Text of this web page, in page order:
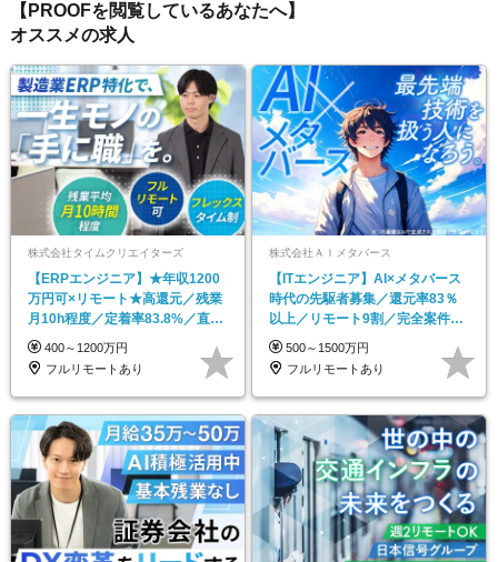
【PROOFを閲覧しているあなたへ】
オススメの求人
株式会社タイムクリエイターズ
【ERPエンジニア】★年収1200
万円可×リモート★高還元／残業
月10h程度／定着率83.8%／直取
引案件多数
400～1200万円
フルリモートあり
株式会社ＡＩメタバース
【ITエンジニア】AI×メタバース
時代の先駆者募集／還元率83％
以上／リモート9割／完全案件選
択制／帰社⽇ゼロ
500～1500万円
フルリモートあり